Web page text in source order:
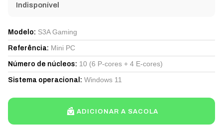
Indisponível
Modelo: S3A Gaming
Referência: Mini PC
Número de núcleos: 10 (6 P-cores + 4 E-cores)
Sistema operacional : Windows 11
ADICIONAR A SACOLA